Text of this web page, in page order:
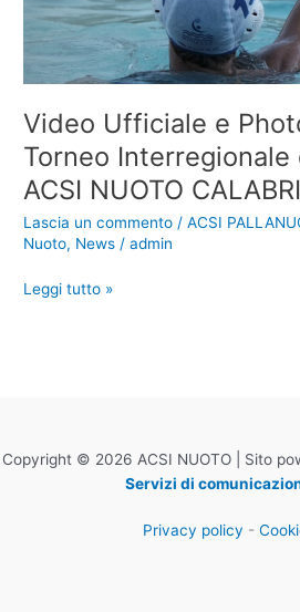
Video Ufficiale e
Torneo Interregionale
ACSI NUOTO
Lascia un commento /ACSI
Nuoto, News /admin
Video
Pallanuoto
Leggi tutto »
Copyright © 2026 ACSI NUOTO | Sito
Servizi di
Privacy policy -